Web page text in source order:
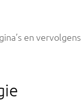
en vervolgens